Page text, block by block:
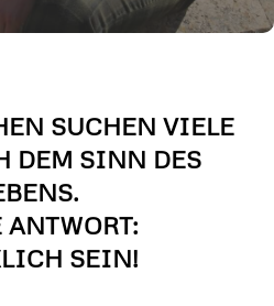
SUCHEN VIELE
DEM SINN DES
SEIN!